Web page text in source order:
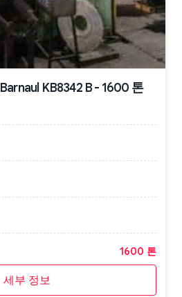
KB8342 B - 1600 톤
1600 톤
세부 정보